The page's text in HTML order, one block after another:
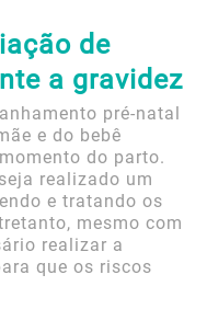
de
a gravidez
pré-natal
e do bebê
do parto.
realizado um
e tratando os
mesmo com
realizar a
que os riscos